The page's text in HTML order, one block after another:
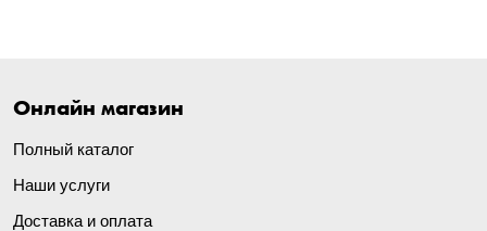
Онлайн магазин
Полный каталог
Наши услуги
Доставка и оплата